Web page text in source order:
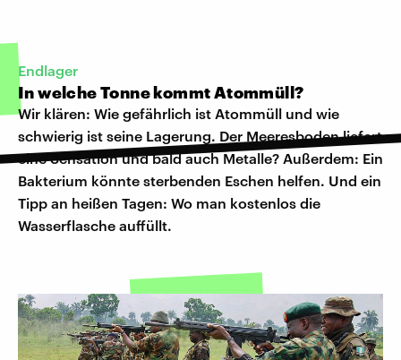
Endlager
In welche Tonne kommt Atommüll?
Wir klären: Wie gefährlich ist Atommüll und wie
schwierig ist seine Lagerung. Der Meeresboden liefert
eine Sensation und bald auch Metalle? Außerdem: Ein
Bakterium könnte sterbenden Eschen helfen. Und ein
Tipp an heißen Tagen: Wo man kostenlos die
Wasserflasche auffüllt.